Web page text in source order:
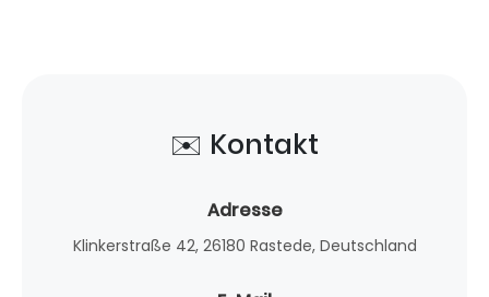
✉️ Kontakt
Adresse
Klinkerstraße 42, 26180 Rastede, Deutschland